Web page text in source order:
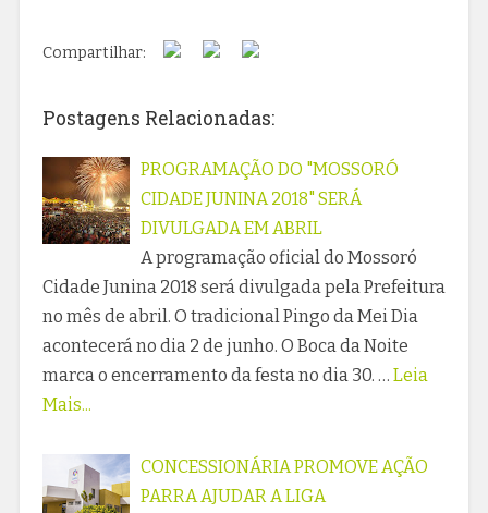
Compartilhar:
Postagens Relacionadas:
PROGRAMAÇÃO DO "MOSSORÓ
CIDADE JUNINA 2018" SERÁ
DIVULGADA EM ABRIL
A programação oficial do Mossoró
Cidade Junina 2018 será divulgada pela Prefeitura
no mês de abril. O tradicional Pingo da Mei Dia
acontecerá no dia 2 de junho. O Boca da Noite
marca o encerramento da festa no dia 30. … Leia
Mais...
CONCESSIONÁRIA PROMOVE AÇÃO
PARRA AJUDAR A LIGA